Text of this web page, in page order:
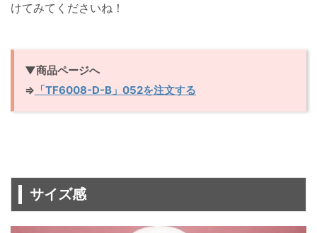
けてみてくださいね！
▼商品ページへ
⇒ 「TF6008-D-B」052を注文する
サイズ感